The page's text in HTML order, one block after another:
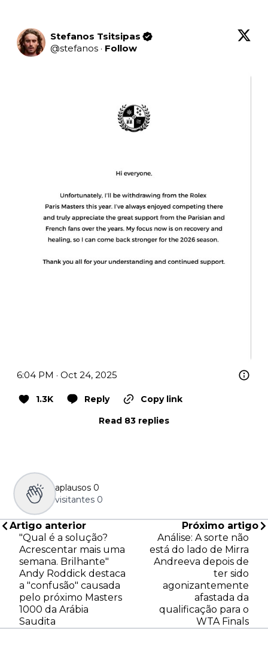
Stefanos Tsitsipas
@stefanos · Follow
6:04 PM · Oct 24, 2025
1.3K Reply
Copy link
Read 83 replies
aplausos 0
visitantes 0
Artigo anterior
"Qual é a solução?
Acrescentar mais uma
semana. Brilhante"
Andy Roddick destaca
a "confusão" causada
pelo próximo Masters
1000 da Arábia
Saudita
Próximo artigo
Análise: A sorte não
está do lado de Mirra
Andreeva depois de
ter sido
agonizantemente
afastada da
qualificação para o
WTA Finals